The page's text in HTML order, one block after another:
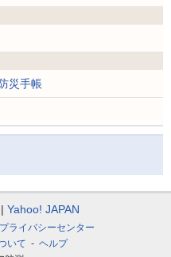
災手帳
Yahoo! JAPAN
プライバシーセンター
いて
ヘルプ